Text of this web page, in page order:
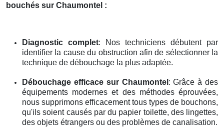
bouchés sur Chaumontel :
Diagnostic complet: Nos techniciens débutent par
identifier la cause du obstruction afin de sélectionner la
technique de débouchage la plus adaptée.
Débouchage efficace sur Chaumontel : Grâce à des
équipements modernes et des méthodes éprouvées,
nous supprimons efficacement tous types de bouchons,
qu'ils soient causés par du papier toilette, des lingettes,
des objets étrangers ou des problèmes de canalisation.